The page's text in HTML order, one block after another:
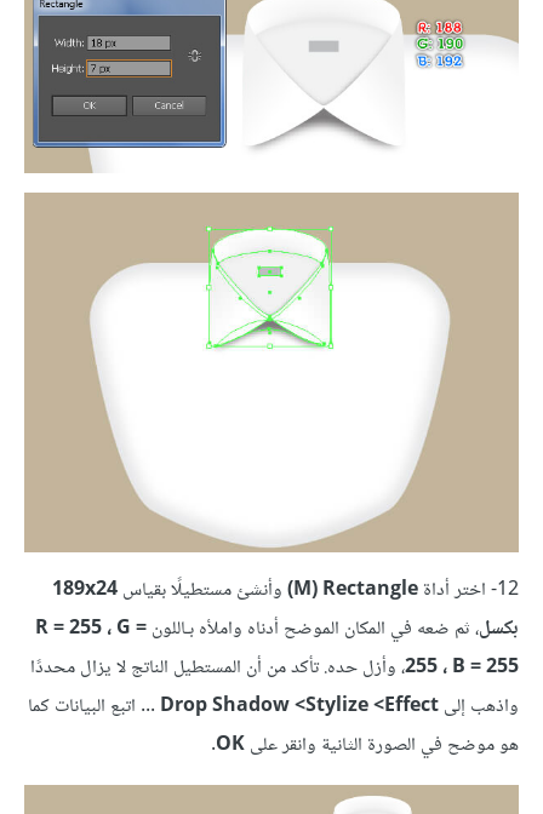
12- اختر أداة Rectangle ‏(M) وأنشئ مستطيلًا بقياس189x24
بكسل، ثم ضعه في المكان الموضح أدناه واملأه بـاللونR = 255 ، G =
255 ، B = 255، وأزل حده. تأكد من أن المستطيل الناتج لا يزال محددًا
واذهب إلىDrop Shadow <Stylize <Effect ... اتبع البيانات كما
هو موضح في الصورة الثانية وانقر علىOK
.